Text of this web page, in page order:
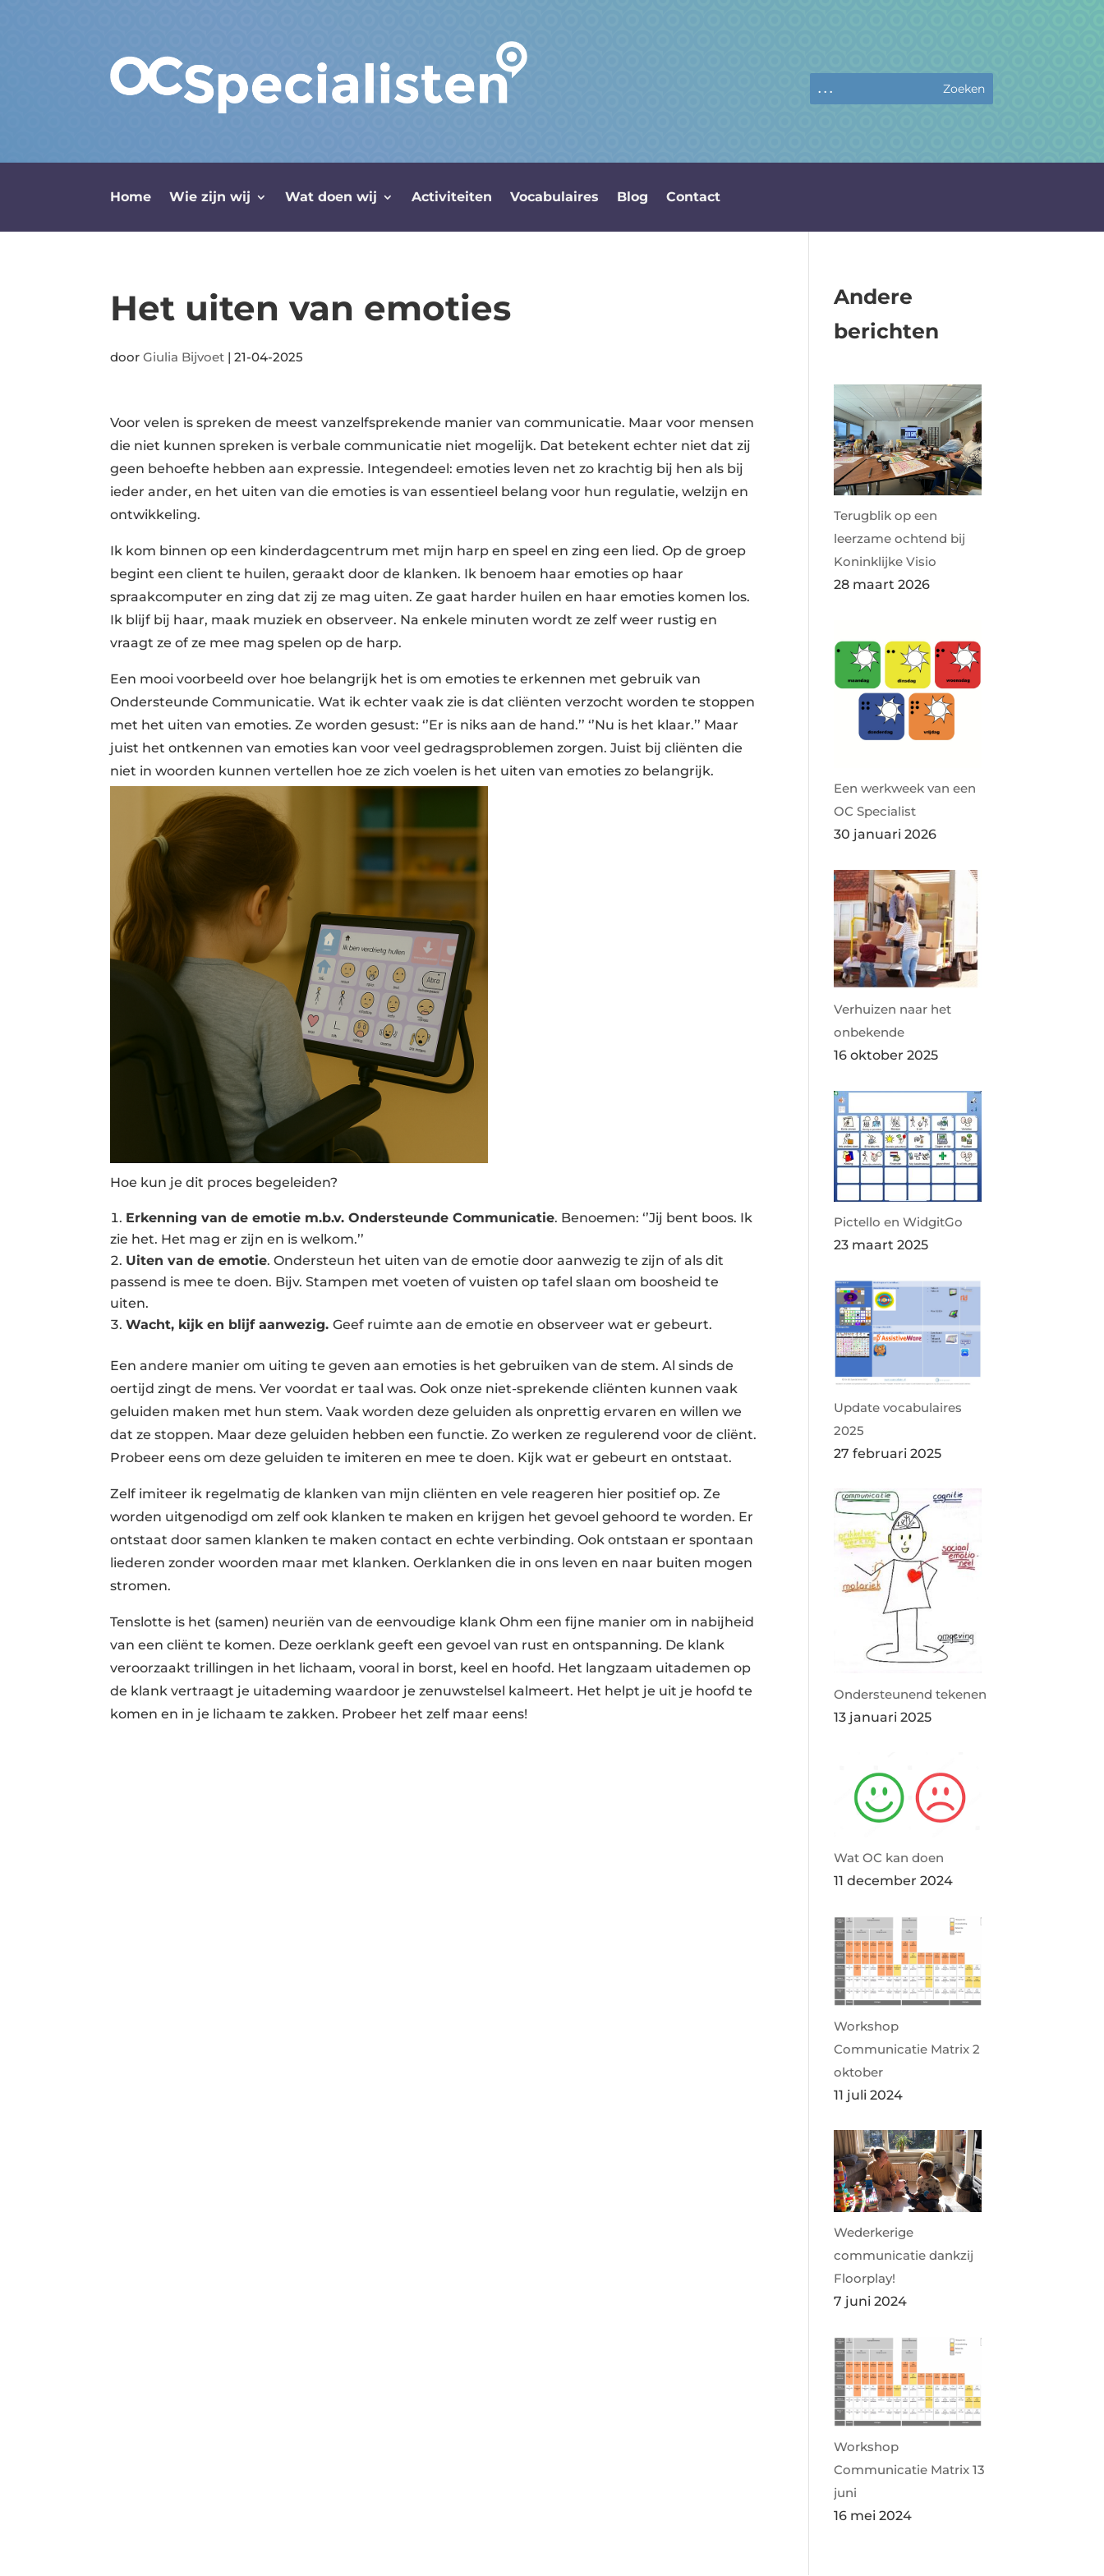
Home Wie zijn wij Wat doen wij Activiteiten Vocabulaires Blog Contact
Het uiten van emoties
doorGiulia Bijvoet |21-04-2025
Voor velen is spreken de meest vanzelfsprekende manier van communicatie. Maar voor mensen
die niet kunnen spreken is verbale communicatie niet mogelijk. Dat betekent echter niet dat zij
geen behoefte hebben aan expressie. Integendeel: emoties leven net zo krachtig bij hen als bij
ieder ander, en het uiten van die emoties is van essentieel belang voor hun regulatie, welzijn en
ontwikkeling.
Ik kom binnen op een kinderdagcentrum met mijn harp en speel en zing een lied. Op de groep
begint een client te huilen, geraakt door de klanken. Ik benoem haar emoties op haar
spraakcomputer en zing dat zij ze mag uiten. Ze gaat harder huilen en haar emoties komen los.
Ik blijf bij haar, maak muziek en observeer. Na enkele minuten wordt ze zelf weer rustig en
vraagt ze of ze mee mag spelen op de harp.
Een mooi voorbeeld over hoe belangrijk het is om emoties te erkennen met gebruik van
Ondersteunde Communicatie. Wat ik echter vaak zie is dat cliënten verzocht worden te stoppen
met het uiten van emoties. Ze worden gesust: ‘’Er is niks aan de hand.’’ ‘’Nu is het klaar.’’ Maar
juist het ontkennen van emoties kan voor veel gedragsproblemen zorgen. Juist bij cliënten die
niet in woorden kunnen vertellen hoe ze zich voelen is het uiten van emoties zo belangrijk.
Hoe kun je dit proces begeleiden?
Erkenning van de emotie m.b.v. Ondersteunde Communicatie. Benoemen: ‘’Jij bent boos. Ik
zie het. Het mag er zijn en is welkom.’’
Uiten van de emotie. Ondersteun het uiten van de emotie door aanwezig te zijn of als dit
passend is mee te doen. Bijv. Stampen met voeten of vuisten op tafel slaan om boosheid te
uiten.
Wacht, kijk en blijf aanwezig.Geef ruimte aan de emotie en observeer wat er gebeurt.
Een andere manier om uiting te geven aan emoties is het gebruiken van de stem. Al sinds de
oertijd zingt de mens. Ver voordat er taal was. Ook onze niet-sprekende cliënten kunnen vaak
geluiden maken met hun stem. Vaak worden deze geluiden als onprettig ervaren en willen we
dat ze stoppen. Maar deze geluiden hebben een functie. Zo werken ze regulerend voor de cliënt.
Probeer eens om deze geluiden te imiteren en mee te doen. Kijk wat er gebeurt en ontstaat.
Zelf imiteer ik regelmatig de klanken van mijn cliënten en vele reageren hier positief op. Ze
worden uitgenodigd om zelf ook klanken te maken en krijgen het gevoel gehoord te worden. Er
ontstaat door samen klanken te maken contact en echte verbinding. Ook ontstaan er spontaan
liederen zonder woorden maar met klanken. Oerklanken die in ons leven en naar buiten mogen
stromen.
Tenslotte is het (samen) neuriën van de eenvoudige klank Ohm een fijne manier om in nabijheid
van een cliënt te komen. Deze oerklank geeft een gevoel van rust en ontspanning. De klank
veroorzaakt trillingen in het lichaam, vooral in borst, keel en hoofd. Het langzaam uitademen op
de klank vertraagt je uitademing waardoor je zenuwstelsel kalmeert. Het helpt je uit je hoofd te
komen en in je lichaam te zakken. Probeer het zelf maar eens!
Andere
berichten
Terugblik op een
leerzame ochtend bij
Koninklijke Visio
28 maart 2026
Een werkweek van een
OC Specialist
30 januari 2026
Verhuizen naar het
onbekende
16 oktober 2025
Pictello en WidgitGo
23 maart 2025
Update vocabulaires
2025
27 februari 2025
Ondersteunend tekenen
13 januari 2025
Wat OC kan doen
11 december 2024
Workshop
Communicatie Matrix 2
oktober
11 juli 2024
Wederkerige
communicatie dankzij
Floorplay!
7 juni 2024
Workshop
Communicatie Matrix 13
juni
16 mei 2024